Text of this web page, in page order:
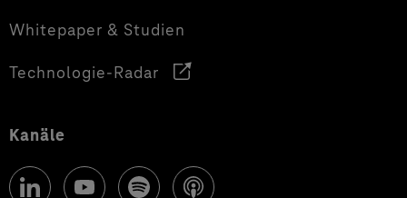
Whitepaper & Studien
Technologie-Radar
Kanäle